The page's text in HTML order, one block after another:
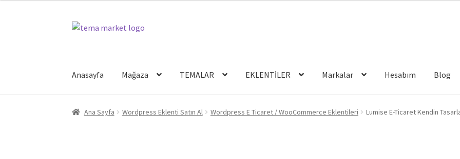
Dolaşıma
İçeriğe
Anasayfa Mağaza TEMALAR EKLENTİLER Markalar Hesabım Blog
Ana Sayfa Wordpress Eklenti Satın Al Wordpress E Ticaret / WooCommerce Eklentileri Lumise E-Ticaret Kendin